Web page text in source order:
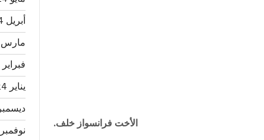
الأخت فرانسواز خلف.
أبريل 2024
مارس 2024
فبراير 2024
يناير 2024
ديسمبر
نوفمبر 2023